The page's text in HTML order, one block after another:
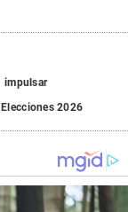
impulsar
Elecciones 2026